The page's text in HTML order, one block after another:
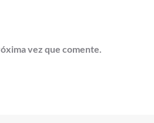
vez que comente.